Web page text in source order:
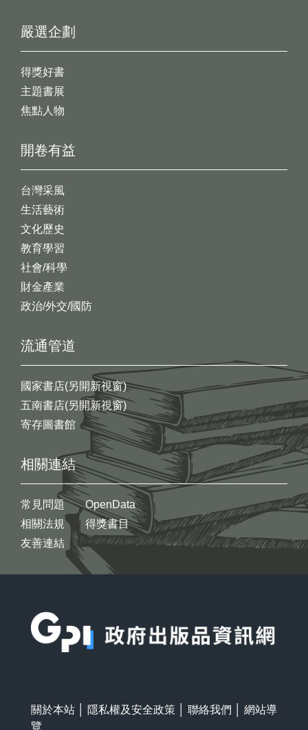
開卷有益
台灣采風
生活藝術
文化歷史
教育學習
社會/科學
財金產業
政治/外交/國防
嚴選企劃
得獎好書
主題書展
焦點人物
流通管道
國家書店(另開新視窗)
五南書店(另開新視窗)
寄存圖書館
相關連結
常見問題
相關法規
友善連結
OpenData
得獎書目
關於本站 隱私權及安全政策 聯絡我們
網站導
覽